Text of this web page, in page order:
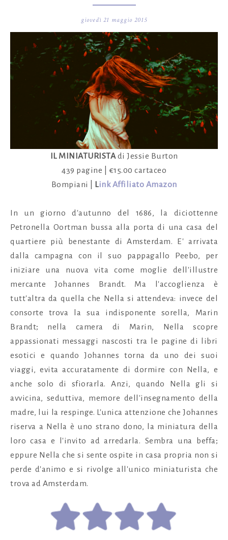
giovedì 21 maggio 2015
IL MINIATURISTAdi Jessie Burton
439 pagine | €15.00 cartaceo
Bompiani |
Link Affiliato Amazon
In un giorno d'autunno del 1686, la diciottenne
Petronella Oortman bussa alla porta di una casa del
quartiere più benestante di Amsterdam. E' arrivata
dalla campagna con il suo pappagallo Peebo, per
iniziare una nuova vita come moglie dell'illustre
mercante Johannes Brandt. Ma l'accoglienza è
tutt'altra da quella che Nella si attendeva: invece del
consorte trova la sua indisponente sorella, Marin
Brandt; nella camera di Marin, Nella scopre
appassionati messaggi nascosti tra le pagine di libri
esotici e quando Johannes torna da uno dei suoi
viaggi, evita accuratamente di dormire con Nella, e
anche solo di sfiorarla. Anzi, quando Nella gli si
avvicina, seduttiva, memore dell'insegnamento della
madre, lui la respinge. L'unica attenzione che Johannes
riserva a Nella è uno strano dono, la miniatura della
loro casa e l'invito ad arredarla. Sembra una beffa;
eppure Nella che si sente ospite in casa propria non si
perde d'animo e si rivolge all'unico miniaturista che
trova ad Amsterdam.